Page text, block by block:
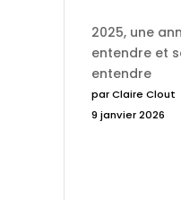
2025, une
entendre et
entendre
par Claire Clout
9 janvier 2026